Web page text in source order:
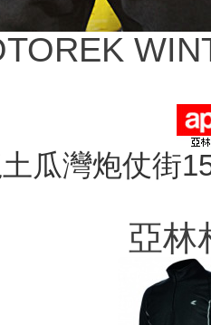
瓜灣炮仗街
亞林